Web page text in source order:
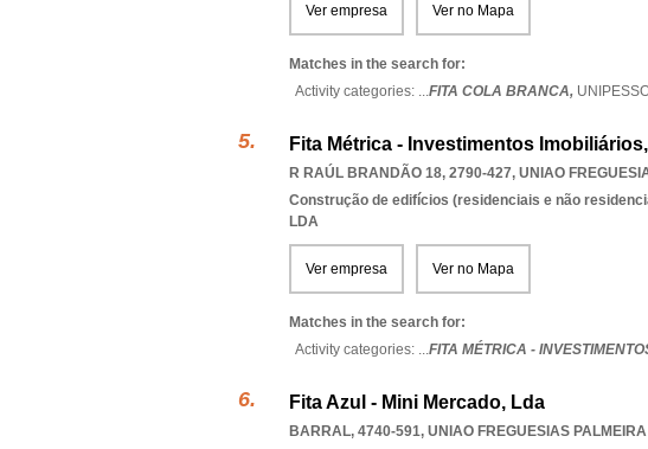
Ver empresa Ver no Mapa
Matches in the search for:
Activity categories: ...FITA COLA BRANCA,
Fita Métrica - Investimentos
R RAÚL BRANDÃO 18, 2790-427, UNIAO
Construção de edifícios (residenciais e não
LDA
Ver empresa Ver no Mapa
Matches in the search for:
Activity categories: ...FITA MÉTRICA -
Fita Azul - Mini Mercado, Lda
BARRAL, 4740-591, UNIAO FREGUESIAS